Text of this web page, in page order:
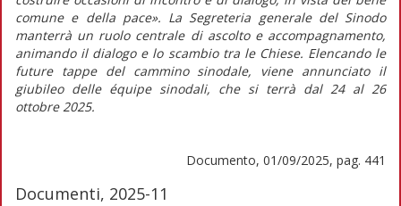
comune e della pace». La Segreteria generale del Sinodo
manterrà un ruolo centrale di ascolto e accompagnamento,
animando il dialogo e lo scambio tra le Chiese. Elencando le
future tappe del cammino sinodale, viene annunciato il
giubileo delle équipesinodali, che si terrà dal 24 al 26
ottobre 2025.
Documento, 01/09/2025, pag. 441
Documenti, 2025-11